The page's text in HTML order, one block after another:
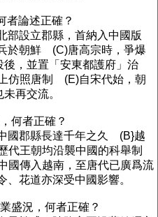
者論述正確？
部設立郡縣，首納入中國版
於朝鮮 (C)唐高宗時，爭爆
，並置「安東都護府」治
仿照唐制 (E)自宋代始，朝
再交流。
何者正確？
國郡縣長達千年之久 (B}越
王朝均沿襲中國的科舉制
傳入越南，至唐代已廣爲流
花道亦深受中國影響。
盛況，何者正確？